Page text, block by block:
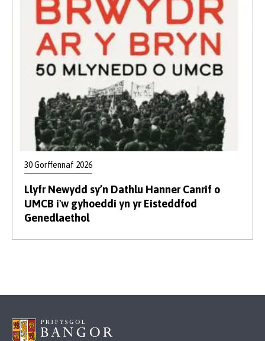
30 Gorffennaf 2026
Llyfr Newydd sy’n Dathlu Hanner Canrif o
UMCB i'w gyhoeddi yn yr Eisteddfod
Genedlaethol